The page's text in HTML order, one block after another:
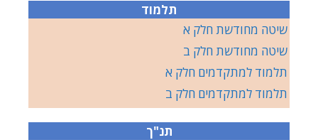
תלמוד
שיטה מחודשת חלק א
שיטה מחודשת חלק ב
תלמוד למתקדמים חלק א
תלמוד למתקדמים חלק ב
תנ"ך